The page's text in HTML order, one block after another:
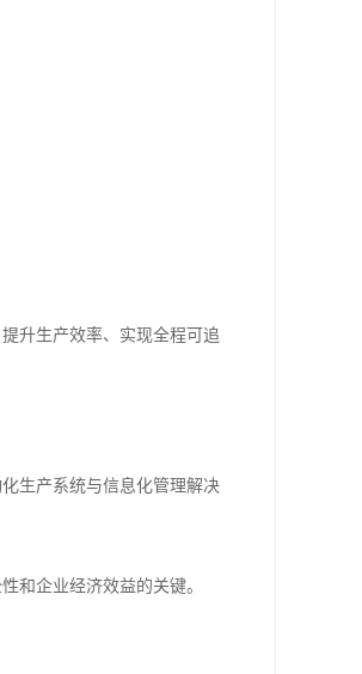
升生产效率、实现全程可追
生产系统与信息化管理解决
和企业经济效益的关键。